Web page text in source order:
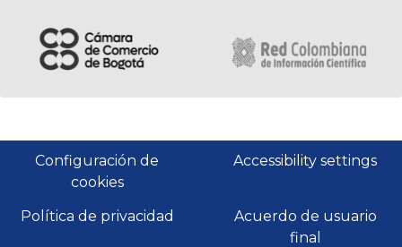
Configuración de
cookies
Accessibility settings
Política de privacidad
Acuerdo de usuario
final